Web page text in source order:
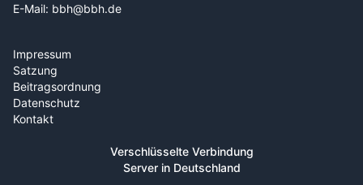
E-Mail: bbh@bbh.de
Impressum
Satzung
Beitragsordnung
Datenschutz
Kontakt
Verschlüsselte Verbindung
Server in Deutschland